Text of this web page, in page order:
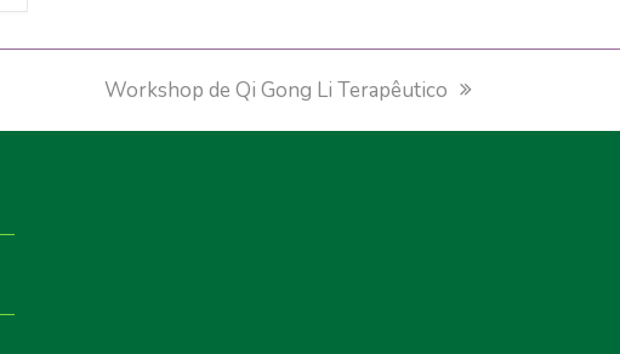
next
Workshop de Qi Gong Li Terapêutico